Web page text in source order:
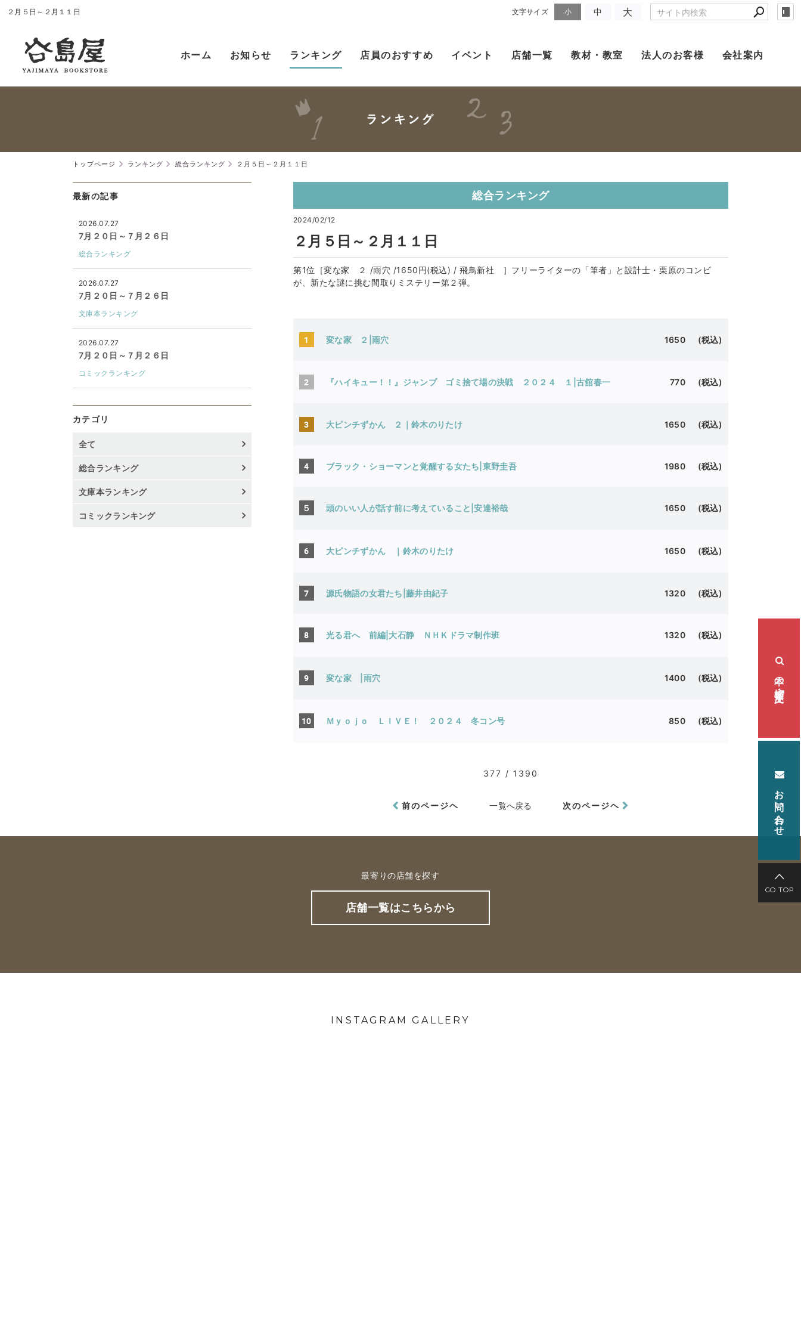
２月５日～２月１１日 文字サイズ 小 中 大
本の検索・注文
お問い合わせ
GO TOP
ホーム お知らせ ランキング 店員のおすすめ イベント 店舗一覧 教材・教室 法人のお客様 会社案内
トップページ ランキング 総合ランキング ２月５日～２月１１日
総合ランキング
2024/02/12
２月５日～２月１１日
第1位［変な家 ２ /雨穴 /1650円(税込) / 飛鳥新社 ］フリーライターの「筆者」と設計士・栗原のコンビ
が、新たな謎に挑む間取りミステリー第２弾。
1 変な家 ２|雨穴 1650 (税込)
2 『ハイキュー！！』ジャンプ ゴミ捨て場の決戦 ２０２４ １|古舘春一 770 (税込)
3 大ピンチずかん ２｜鈴木のりたけ 1650 (税込)
4 ブラック・ショーマンと覚醒する女たち|東野圭吾 1980 (税込)
５ 頭のいい人が話す前に考えていること|安達裕哉 1650 (税込)
6 大ピンチずかん ｜鈴木のりたけ 1650 (税込)
7 源氏物語の女君たち|藤井由紀子 1320 (税込)
8 光る君へ 前編|大石静 ＮＨＫドラマ制作班 1320 (税込)
9 変な家 |雨穴 1400 (税込)
10 Ｍｙｏｊｏ ＬＩＶＥ！ ２０２４ 冬コン号 850 (税込)
377 / 1390
前のページヘ 一覧へ戻る 次のページヘ
最新の記事
2026.07.27
7月２０日～７月２６日
総合ランキング
2026.07.27
7月２０日～７月２６日
文庫本ランキング
2026.07.27
7月２０日～７月２６日
コミックランキング
カテゴリ
全て
総合ランキング
文庫本ランキング
コミックランキング
最寄りの店舗を探す
店舗一覧はこちらから
INSTAGRAM GALLERY